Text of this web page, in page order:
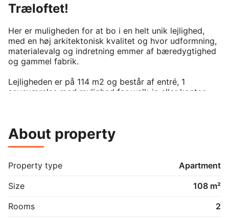
Træloftet!
Her er muligheden for at bo i en helt unik lejlighed,
med en høj arkitektonisk kvalitet og hvor udformning,
materialevalg og indretning emmer af bæredygtighed
og gammel fabrik.
Lejligheden er på 114 m2 og består af entré, 1
soveværelse med mulighed for walk-in eller kontor
Bad/toilet udført i flotte terrazzofliser og med plads til
vaskesøjle.
Lejligheden er en del af et projekt med i alt 4 nye
lejligheder, som er bygget i eksisterende
fabriksbygninger med en ”ny” kerne, bygget efter
About property
Property type
Apartment
Size
108 m²
Rooms
2